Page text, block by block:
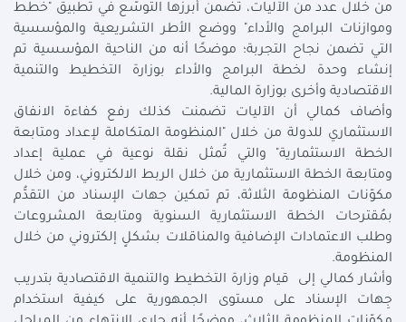
من خلال عدد من الآليات، تضمن أبرزها التوسّع في تطبيق "خطط
وموازنات البرامج والأداء" ووضع الأطر التشريعية والمؤسسية
التي تضمن نجاح التجربة؛ موضحًا أنه من الناحية المؤسسية تم
إنشاء وحدة لخطة البرامج والأداء بوزارة التخطيط والتنمية
الاقتصادية وأخرى بوزارة المالية.
وأضاف كمالي أن الآليات تضمنت كذلك رفع كفاءة الانفاق
الاستثماري للدولة من خلال "المنظومة المتكاملة لإعداد ومتابعة
الخطة الاستثمارية" والتي تُمثل نقلة نوعية في عملية إعداد
ومتابعة الخطة الاستثمارية من خلال الربط الالكتروني، ومن خلال
مكوّنات المنظومة الثلاثة، تم تمكين جهات الإسناد من التقدُّم
بمُقترحات الخطة الاستثمارية السنوية ومتابعة المشروعات
وطلب الاعتمادات الإضافية والمناقلات بشكلٍ إلكتروني من خلال
المنظومة.
وأشار كمالي إلى قيام وزارة التخطيط والتنمية الاقتصادية بتدريب
جِهات الإسناد على مستوى الجمهورية على كيفية استخدام